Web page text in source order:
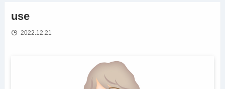
use
2022.12.21